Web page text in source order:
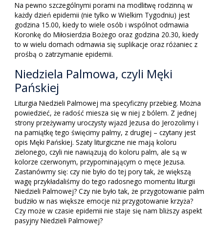
Na pewno szczególnymi porami na modlitwę rodzinną w
każdy dzień epidemii (nie tylko w Wielkim Tygodniu) jest
godzina 15.00, kiedy to wiele osób i wspólnot odmawia
Koronkę do Miłosierdzia Bożego oraz godzina 20.30, kiedy
to w wielu domach odmawia się suplikacje oraz różaniec z
prośbą o zatrzymanie epidemii.
Niedziela Palmowa, czyli Męki
Pańskiej
Liturgia Niedzieli Palmowej ma specyficzny przebieg. Można
powiedzieć, że radość miesza się w niej z bólem. Z jednej
strony przeżywamy uroczysty wjazd Jezusa do Jerozolimy i
na pamiątkę tego święcimy palmy, z drugiej – czytany jest
opis Męki Pańskiej. Szaty liturgiczne nie mają koloru
zielonego, czyli nie nawiązują do koloru palm, ale są w
kolorze czerwonym, przypominającym o męce Jezusa.
Zastanówmy się: czy nie było do tej pory tak, że większą
wagę przykładaliśmy do tego radosnego momentu liturgii
Niedzieli Palmowej? Czy nie było tak, że przygotowanie palm
budziło w nas większe emocje niż przygotowanie krzyża?
Czy może w czasie epidemii nie staje się nam bliższy aspekt
pasyjny Niedzieli Palmowej?